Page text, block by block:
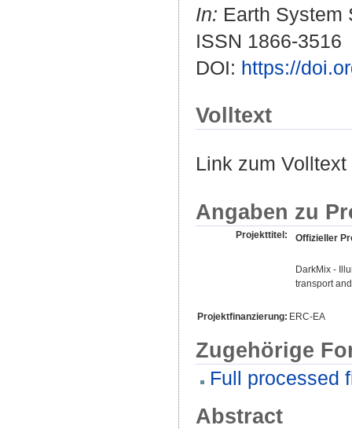
In: Earth System
ISSN 1866-3516
DOI: https://
Volltext
Link zum
Angaben zu
Projekttitel: Offizieller
DarkMix -
transport
Projektfinanzierung: ERC-EA
Zugehörige
Full processed
Abstract